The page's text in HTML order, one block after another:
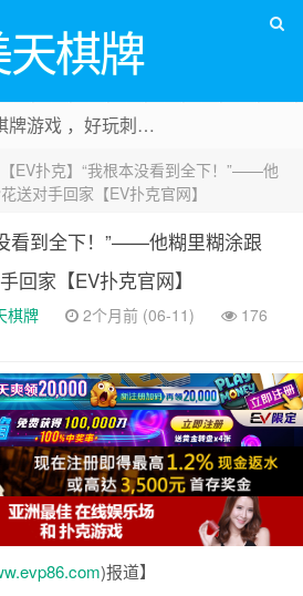
天棋牌
美天棋牌，最好玩的棋牌游戏 ，好玩刺激可以赚Money，传送门：
【EV扑克】“我根本没看到全下！”——他
送对手回家【EV扑克官网】
看到全下！”——他糊里糊涂跟
回家【EV扑克官网】
棋牌 2个月前 (06-11)
176
)报道】